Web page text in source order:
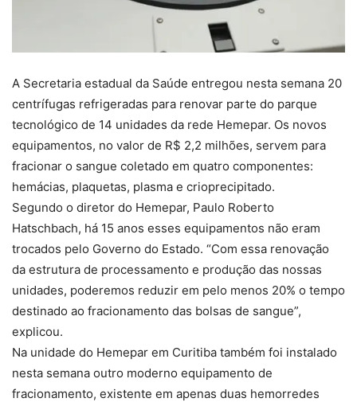
A Secretaria estadual da Saúde entregou nesta semana 20
centrífugas refrigeradas para renovar parte do parque
tecnológico de 14 unidades da rede Hemepar. Os novos
equipamentos, no valor de R$ 2,2 milhões, servem para
fracionar o sangue coletado em quatro componentes:
hemácias, plaquetas, plasma e crioprecipitado.
Segundo o diretor do Hemepar, Paulo Roberto
Hatschbach, há 15 anos esses equipamentos não eram
trocados pelo Governo do Estado. “Com essa renovação
da estrutura de processamento e produção das nossas
unidades, poderemos reduzir em pelo menos 20% o tempo
destinado ao fracionamento das bolsas de sangue”,
explicou.
Na unidade do Hemepar em Curitiba também foi instalado
nesta semana outro moderno equipamento de
fracionamento, existente em apenas duas hemorredes